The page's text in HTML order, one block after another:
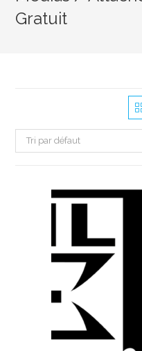
Gratuit
Tri par défaut